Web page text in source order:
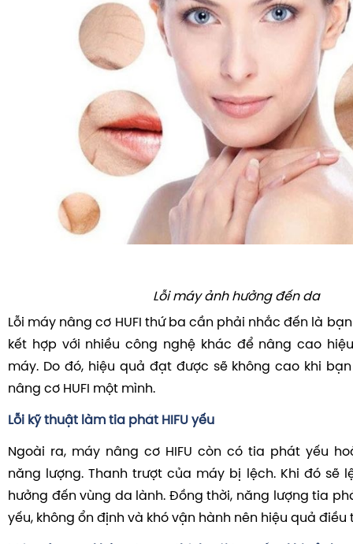
Lỗi máy ảnh hưởng đến da
Lỗi máy nâng cơ HUFI thứ ba cần phải nhắc đến là
kết hợp với nhiều công nghệ khác để nâng cao
máy. Do đó, hiệu quả đạt được sẽ không cao khi
nâng cơ HUFI một mình.
Lỗi kỹ thuật làm tia phát HIFU yếu
Ngoài ra, máy nâng cơ HIFU còn có tia phát yếu
năng lượng. Thanh trượt của máy bị lệch. Khi đó sẽ
hưởng đến vùng da lành. Đồng thời, năng lượng tia
yếu, không ổn định và khó vận hành nên hiệu quả điều